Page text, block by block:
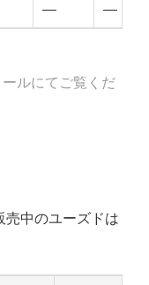
— —
ルにてご覧くだ
売中のユーズドは